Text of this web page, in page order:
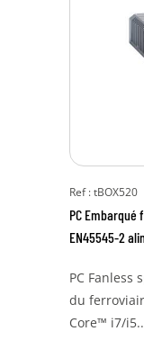
Ref : tBOX520
PC Embarqué
EN45545-2
PC Fanless
du
Core™ i7/